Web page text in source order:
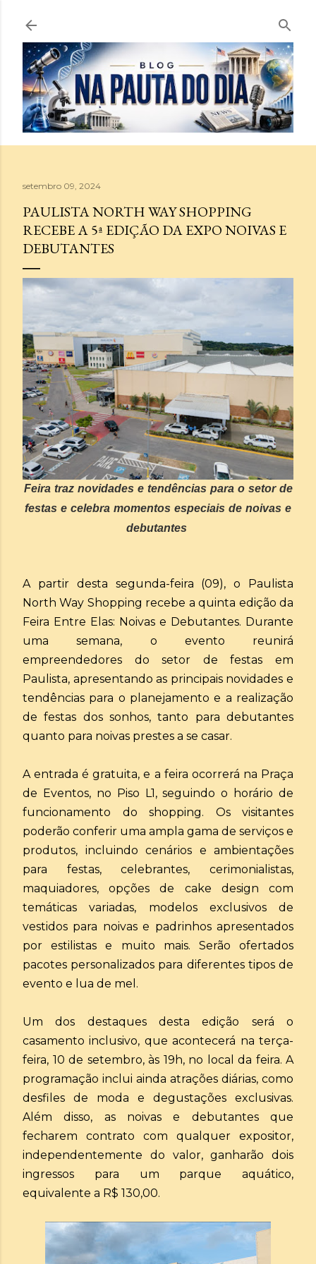
Pular para o conteúdo principal
setembro 09, 2024
PAULISTA NORTH WAY SHOPPING
RECEBE A 5ª EDIÇÃO DA EXPO NOIVAS E
DEBUTANTES
Feira traz novidades e tendências para o setor de
festas e celebra momentos especiais de noivas e
debutantes
A partir desta segunda-feira (09), o Paulista
North Way Shopping recebe a quinta edição da
Feira Entre Elas: Noivas e Debutantes. Durante
uma semana, o evento reunirá
empreendedores do setor de festas em
Paulista, apresentando as principais novidades e
tendências para o planejamento e a realização
de festas dos sonhos, tanto para debutantes
quanto para noivas prestes a se casar.
A entrada é gratuita, e a feira ocorrerá na Praça
de Eventos, no Piso L1, seguindo o horário de
funcionamento do shopping. Os visitantes
poderão conferir uma ampla gama de serviços e
produtos, incluindo cenários e ambientações
para festas, celebrantes, cerimonialistas,
maquiadores, opções de cake design com
temáticas variadas, modelos exclusivos de
vestidos para noivas e padrinhos apresentados
por estilistas e muito mais. Serão ofertados
pacotes personalizados para diferentes tipos de
evento e lua de mel.
Um dos destaques desta edição será o
casamento inclusivo, que acontecerá na terça-
feira, 10 de setembro, às 19h, no local da feira. A
programação inclui ainda atrações diárias, como
desfiles de moda e degustações exclusivas.
Além disso, as noivas e debutantes que
fecharem contrato com qualquer expositor,
independentemente do valor, ganharão dois
ingressos para um parque aquático,
equivalente a R$ 130,00.